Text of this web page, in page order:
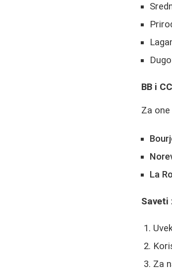
BB i
Za
La
Saveti
Za